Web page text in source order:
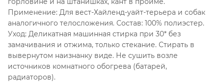
Применение: Для вест-Хайленд-уайт-терьера и собак
аналогичного телосложения. Состав: 100% полиэстер.
Уход: Деликатная машинная стирка при 30* без
замачивания и отжима, только стекание. Стирать в
вывернутом наизнанку виде. Не сушить возле
источников комнатного обогрева (батарей,
радиаторов).